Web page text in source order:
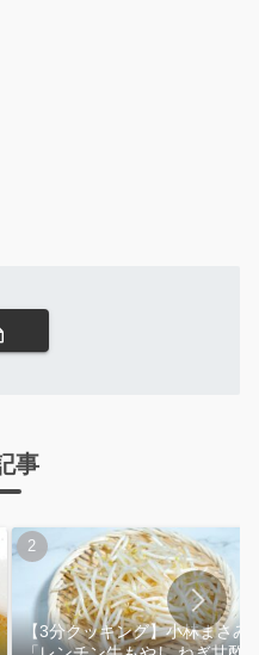
事
【3分クッキング】小林まさみ